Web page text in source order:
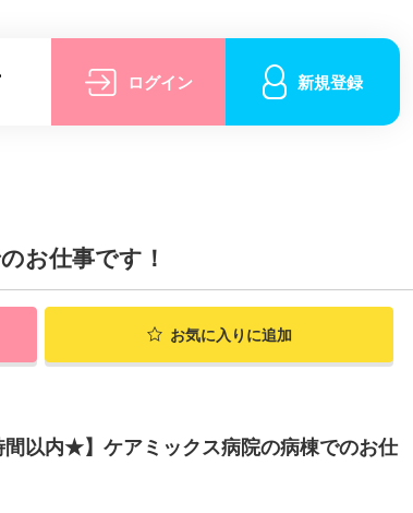
ログイン 新規登録
お仕事です！
お気に入りに追加
以内★】ケアミックス病院の病棟でのお仕